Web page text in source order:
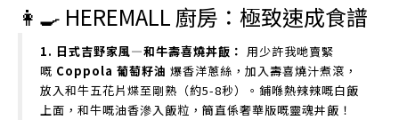
👩‍🍳 HEREMALL 廚房：極致速成食譜
1. 日式吉野家風—和牛壽喜燒丼飯： 用少許我哋賣緊
嘅 Coppola 葡萄籽油 爆香洋蔥絲，加入壽喜燒汁煮滾，
放入和牛五花片煠至剛熟（約5-8秒）。鋪喺熱辣辣嘅白飯
上面，和牛嘅油香滲入飯粒，簡直係奢華版嘅靈魂丼飯！